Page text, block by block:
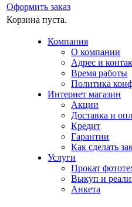
Оформить заказ
Корзина пуста.
Компания
О компании
Адрес и
Время работы
Политика
Интернет магазин
Акции
Доставка и
Кредит
Гарантии
Как сделать
Услуги
Прокат
Выкуп и
Анкета